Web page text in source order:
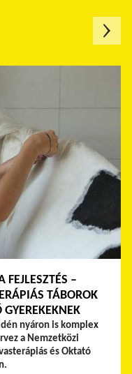
–
TÁBOROK
GYEREKEKNEK
nyáron is komplex
a Nemzetközi
és Oktató